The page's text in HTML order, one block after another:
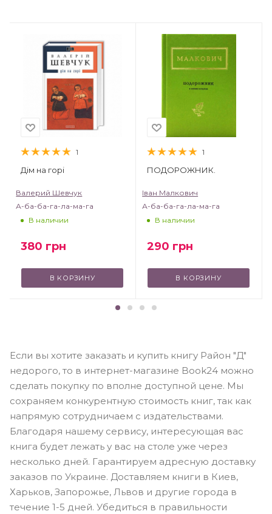
1
Дім на горі
Валерий Шевчук
А-ба-ба-га-ла-ма-га
В наличии
380 грн
В КОРЗИНУ
1
ПОДОРОЖНИК.
Іван Малкович
А-ба-ба-га-ла-ма-га
В наличии
290 грн
В КОРЗИНУ
Если вы хотите заказать и купить книгу Район "Д"
недорого, то в интернет-магазине Book24 можно
сделать покупку по вполне доступной цене. Мы
сохраняем конкурентную стоимость книг, так как
напрямую сотрудничаем с издательствами.
Благодаря нашему сервису, интересующая вас
книга будет лежать у вас на столе уже через
несколько дней. Гарантируем адресную доставку
заказов по Украине. Доставляем книги в Киев,
Харьков, Запорожье, Львов и другие города в
течение 1-5 дней. Убедиться в правильности